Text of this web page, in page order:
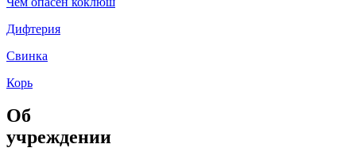
Дифтерия
Свинка
Корь
Об
учреждении